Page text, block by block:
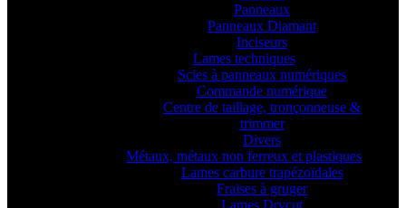
Panneaux
Panneaux Diamant
Inciseurs
Lames techniques
Scies à panneaux numériques
Commande numérique
Centre de taillage, tronçonneuse &
trimmer
Divers
Métaux, métaux non ferreux et plastiques
Lames carbure trapézoïdales
Fraises à gruger
Lames Drycut